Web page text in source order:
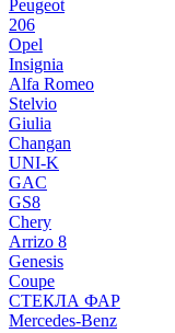
Peugeot
206
Opel
Insignia
Alfa Romeo
Stelvio
Giulia
Changan
UNI-K
GAC
GS8
Chery
Arrizo 8
Genesis
Coupe
СТЕКЛА ФАР
Mercedes-Benz